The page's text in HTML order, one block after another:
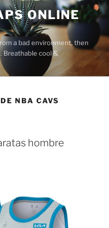
ONLINE
a bad environment, then
Breathable cool &
NBA CAVS
hombre